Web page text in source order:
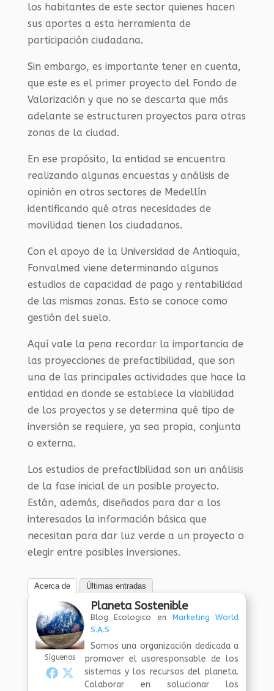
los habitantes de este sector quienes hacen
sus aportes a esta herramienta de
participación ciudadana.
Sin embargo, es importante tener en cuenta,
que este es el primer proyecto del Fondo de
Valorización y que no se descarta que más
adelante se estructuren proyectos para otras
zonas de la ciudad.
En ese propósito, la entidad se encuentra
realizando algunas encuestas y análisis de
opinión en otros sectores de Medellín
identificando qué otras necesidades de
movilidad tienen los ciudadanos.
Con el apoyo de la Universidad de Antioquia,
Fonvalmed viene determinando algunos
estudios de capacidad de pago y rentabilidad
de las mismas zonas. Esto se conoce como
gestión del suelo.
Aquí vale la pena recordar la importancia de
las proyecciones de prefactibilidad, que son
una de las principales actividades que hace la
entidad en donde se establece la viabilidad
de los proyectos y se determina qué tipo de
inversión se requiere, ya sea propia, conjunta
o externa.
Los estudios de prefactibilidad son un análisis
de la fase inicial de un posible proyecto.
Están, además, diseñados para dar a los
interesados la información básica que
necesitan para dar luz verde a un proyecto o
elegir entre posibles inversiones.
Acerca de Últimas entradas
Síguenos
Planeta Sostenible
Blog Ecologico en Marketing World
S.A.S
Somos una organización dedicada a
promover el usoresponsable de los
sistemas y los recursos del planeta.
Colaborar en solucionar los